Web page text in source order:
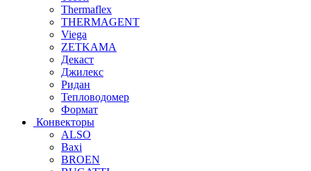
Thermaflex
THERMAGENT
Viega
ZETKAMA
Декаст
Джилекс
Ридан
Тепловодомер
Формат
Конвекторы
ALSO
Baxi
BROEN